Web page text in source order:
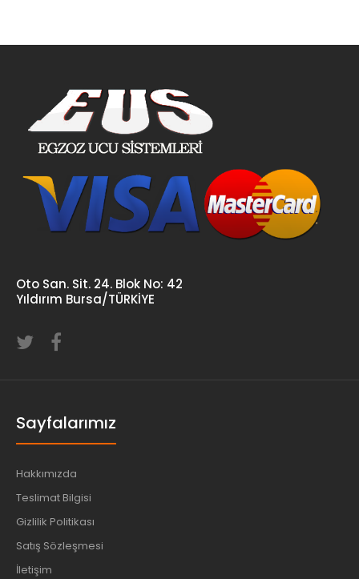
Oto San. Sit. 24. Blok No: 42
Yıldırım Bursa/TÜRKİYE
Sayfalarımız
Hakkımızda
Teslimat Bilgisi
Gizlilik Politikası
Satış Sözleşmesi
İletişim